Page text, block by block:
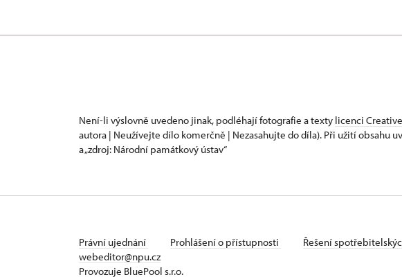
Není-li výslovně uvedeno jinak, podléhají fotografie a texty licenci
autora | Neužívejte dílo komerčně | Nezasahujte do díla). Při užití obsahu
a „zdroj: Národní památkový ústav“
Právní ujednání Prohlášení o přístupnosti Řešení
webeditor@npu.cz
Provozuje BluePool s.r.o.